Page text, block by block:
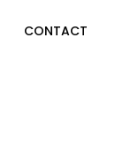
CONTACT